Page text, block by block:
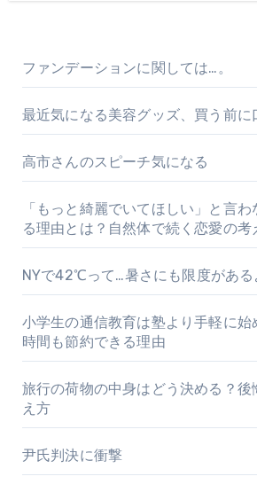
ファンデーションに関しては…。
最近気になる美容グッズ、買う前に
高市さんのスピーチ気になる
「もっと綺麗でいてほしい」と言
る理由とは？自然体で続く恋愛の考
NYで42℃って…暑さにも限度がある
小学生の通信教育は塾より手軽に始
時間も節約できる理由
旅行の荷物の中身はどう決める？後
え方
尹氏判決に衝撃